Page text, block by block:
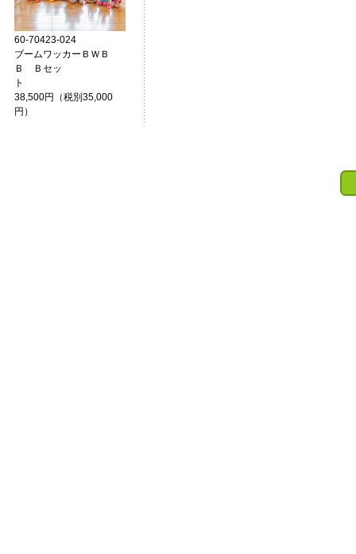
60-70423-024
ブームワッカーＢＷＢ
Ｂ Ｂセッ
ト
38,500円（税別35,000
円）